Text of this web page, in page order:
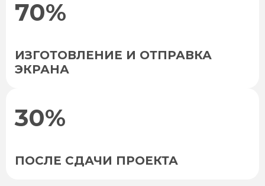
70%
ИЗГОТОВЛЕНИЕ И ОТПРАВКА
ЭКРАНА
30%
ПОСЛЕ СДАЧИ ПРОЕКТА